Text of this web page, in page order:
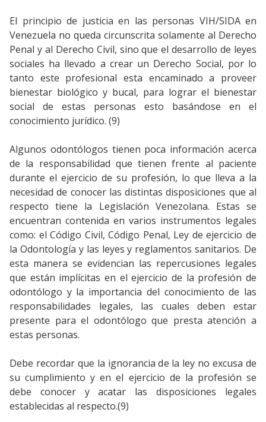
El principio de justicia en las personas VIH/SIDA en
Venezuela no queda circunscrita solamente al Derecho
Penal y al Derecho Civil, sino que el desarrollo de leyes
sociales ha llevado a crear un Derecho Social, por lo
tanto este profesional esta encaminado a proveer
bienestar biológico y bucal, para lograr el bienestar
social de estas personas esto basándose en el
conocimiento jurídico. (9)
Algunos odontólogos tienen poca información acerca
de la responsabilidad que tienen frente al paciente
durante el ejercicio de su profesión, lo que lleva a la
necesidad de conocer las distintas disposiciones que al
respecto tiene la Legislación Venezolana. Estas se
encuentran contenida en varios instrumentos legales
como: el Código Civil, Código Penal, Ley de ejercicio de
la Odontología y las leyes y reglamentos sanitarios. De
esta manera se evidencian las repercusiones legales
que están implícitas en el ejercicio de la profesión de
odontólogo y la importancia del conocimiento de las
responsabilidades legales, las cuales deben estar
presente para el odontólogo que presta atención a
estas personas.
Debe recordar que la ignorancia de la ley no excusa de
su cumplimiento y en el ejercicio de la profesión se
debe conocer y acatar las disposiciones legales
establecidas al respecto.(9)